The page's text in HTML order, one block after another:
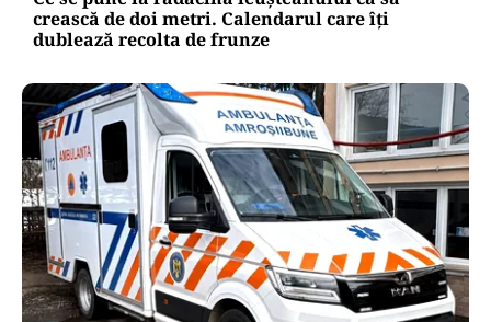
crească de doi metri. Calendarul care îți
dublează recolta de frunze